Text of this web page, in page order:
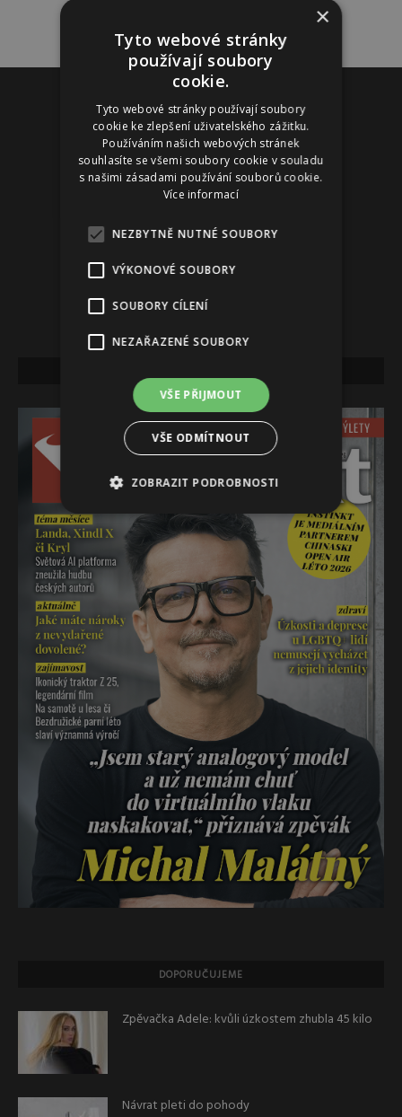
Reklama
DOPORUČUJEME
Zpěvačka Adele: kvůli úzkostem zhubla 45 kilo
Návrat pleti do pohody
×
Tyto webové stránky
používají soubory
cookie.
Tyto webové stránky používají soubory
cookie ke zlepšení uživatelského zážitku.
Používáním našich webových stránek
souhlasíte se všemi soubory cookie v souladu
s našimi zásadami používání souborů cookie.
Více informací
NEZBYTNĚ NUTNÉ SOUBORY
VÝKONOVÉ SOUBORY
SOUBORY CÍLENÍ
NEZAŘAZENÉ SOUBORY
VŠE PŘIJMOUT
VŠE ODMÍTNOUT
ZOBRAZIT PODROBNOSTI